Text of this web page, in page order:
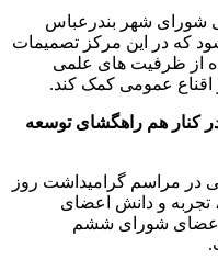
شورای شهر بندرعباس
که در این مرکز تصمیمات
از ظرفیت های علمی
اقناع عمومی کمک کند.
کنار هم راهگشای توسعه
در مراسم گرامیداشت روز
تجربه و دانش اعضای
اعضای شورای ششم